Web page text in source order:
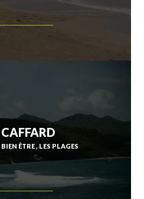
BIEN ÊTRE LES PLAGES